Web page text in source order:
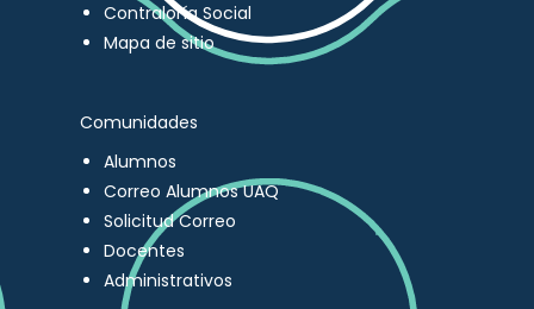
Contraloría Social
Mapa de sitio
Comunidades
Alumnos
Correo Alumnos UAQ
Solicitud Correo
Docentes
Administrativos